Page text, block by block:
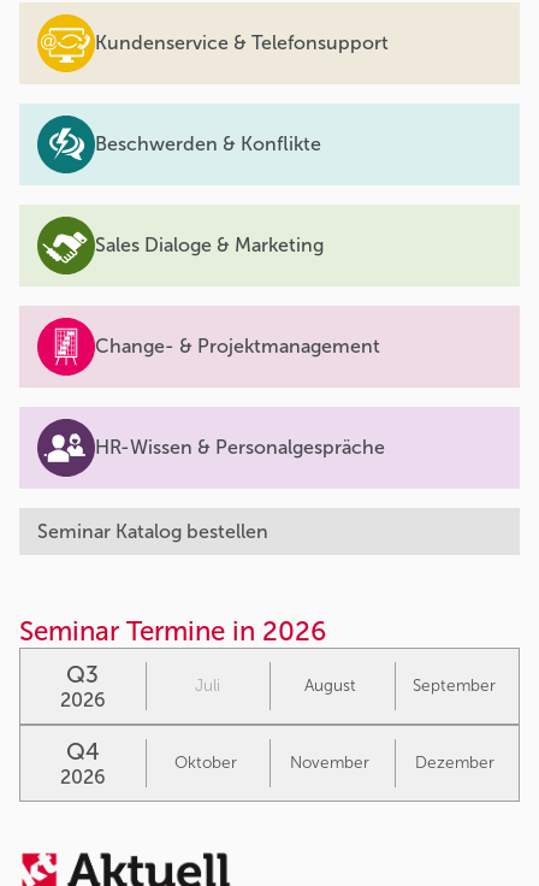
Kundenservice & Telefonsupport
Beschwerden & Konflikte
Sales Dialoge & Marketing
Change- & Projektmanagement
HR-Wissen & Personalgespräche
Seminar Katalog bestellen
Seminar Termine in 2026
Q3
2026
Juli August September
Q4
2026
Oktober November Dezember